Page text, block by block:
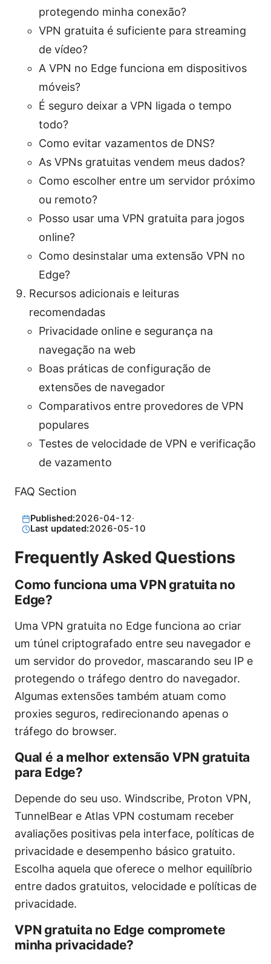
protegendo minha conexão?
VPN gratuita é suficiente para streaming
de vídeo?
A VPN no Edge funciona em dispositivos
móveis?
É seguro deixar a VPN ligada o tempo
todo?
Como evitar vazamentos de DNS?
As VPNs gratuitas vendem meus dados?
Como escolher entre um servidor próximo
ou remoto?
Posso usar uma VPN gratuita para jogos
online?
Como desinstalar uma extensão VPN no
Edge?
Recursos adicionais e leituras
recomendadas
Privacidade online e segurança na
navegação na web
Boas práticas de configuração de
extensões de navegador
Comparativos entre provedores de VPN
populares
Testes de velocidade de VPN e verificação
de vazamento
FAQ Section
Published:2026-04-12·
Last updated:2026-05-10
Frequently Asked Questions
Como funciona uma VPN gratuita no
Edge?
Uma VPN gratuita no Edge funciona ao criar
um túnel criptografado entre seu navegador e
um servidor do provedor, mascarando seu IP e
protegendo o tráfego dentro do navegador.
Algumas extensões também atuam como
proxies seguros, redirecionando apenas o
tráfego do browser.
Qual é a melhor extensão VPN gratuita
para Edge?
Depende do seu uso. Windscribe, Proton VPN,
TunnelBear e Atlas VPN costumam receber
avaliações positivas pela interface, políticas de
privacidade e desempenho básico gratuito.
Escolha aquela que oferece o melhor equilíbrio
entre dados gratuitos, velocidade e políticas de
privacidade.
VPN gratuita no Edge compromete
minha privacidade?